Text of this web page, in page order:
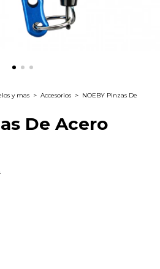
y mas > Accesorios > NOEBY Pinzas De
De Acero